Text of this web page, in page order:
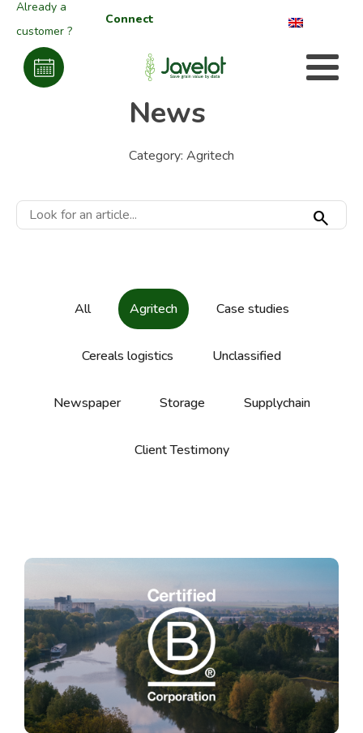
Already a
customer ?
Connect
News
Category: Agritech
search
All Agritech Case studies
Cereals logistics Unclassified
Newspaper Storage Supplychain
Client Testimony